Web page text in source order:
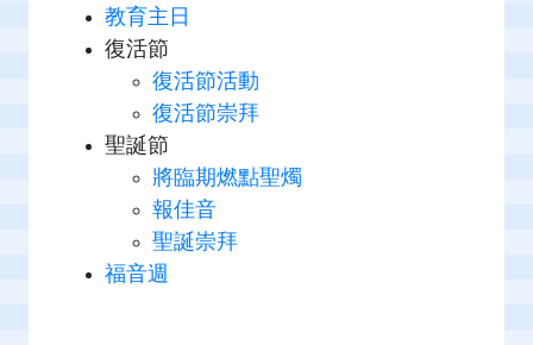
教育主日
復活節
復活節活動
復活節崇拜
聖誕節
將臨期燃點聖燭
報佳音
聖誕崇拜
福音週